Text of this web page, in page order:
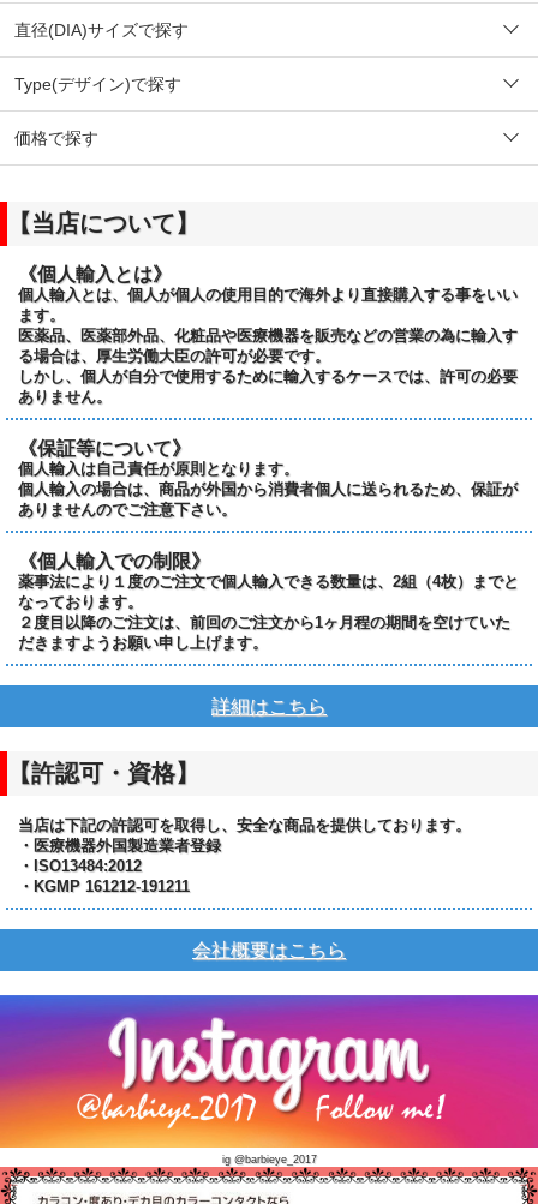
直径(DIA)サイズで探す
Type(デザイン)で探す
価格で探す
【当店について】
《個人輸入とは》
個人輸入とは、個人が個人の使用目的で海外より直接購入する事をいい
ます。
医薬品、医薬部外品、化粧品や医療機器を販売などの営業の為に輸入す
る場合は、厚生労働大臣の許可が必要です。
しかし、個人が自分で使用するために輸入するケースでは、許可の必要
ありません。
《保証等について》
個人輸入は自己責任が原則となります。
個人輸入の場合は、商品が外国から消費者個人に送られるため、保証が
ありませんのでご注意下さい。
《個人輸入での制限》
薬事法により１度のご注文で個人輸入できる数量は、2組（4枚）までと
なっております。
２度目以降のご注文は、前回のご注文から1ヶ月程の期間を空けていた
だきますようお願い申し上げます。
詳細はこちら
【許認可・資格】
当店は下記の許認可を取得し、安全な商品を提供しております。
・医療機器外国製造業者登録
・ISO13484:2012
・KGMP 161212-191211
会社概要はこちら
ig @barbieye_2017